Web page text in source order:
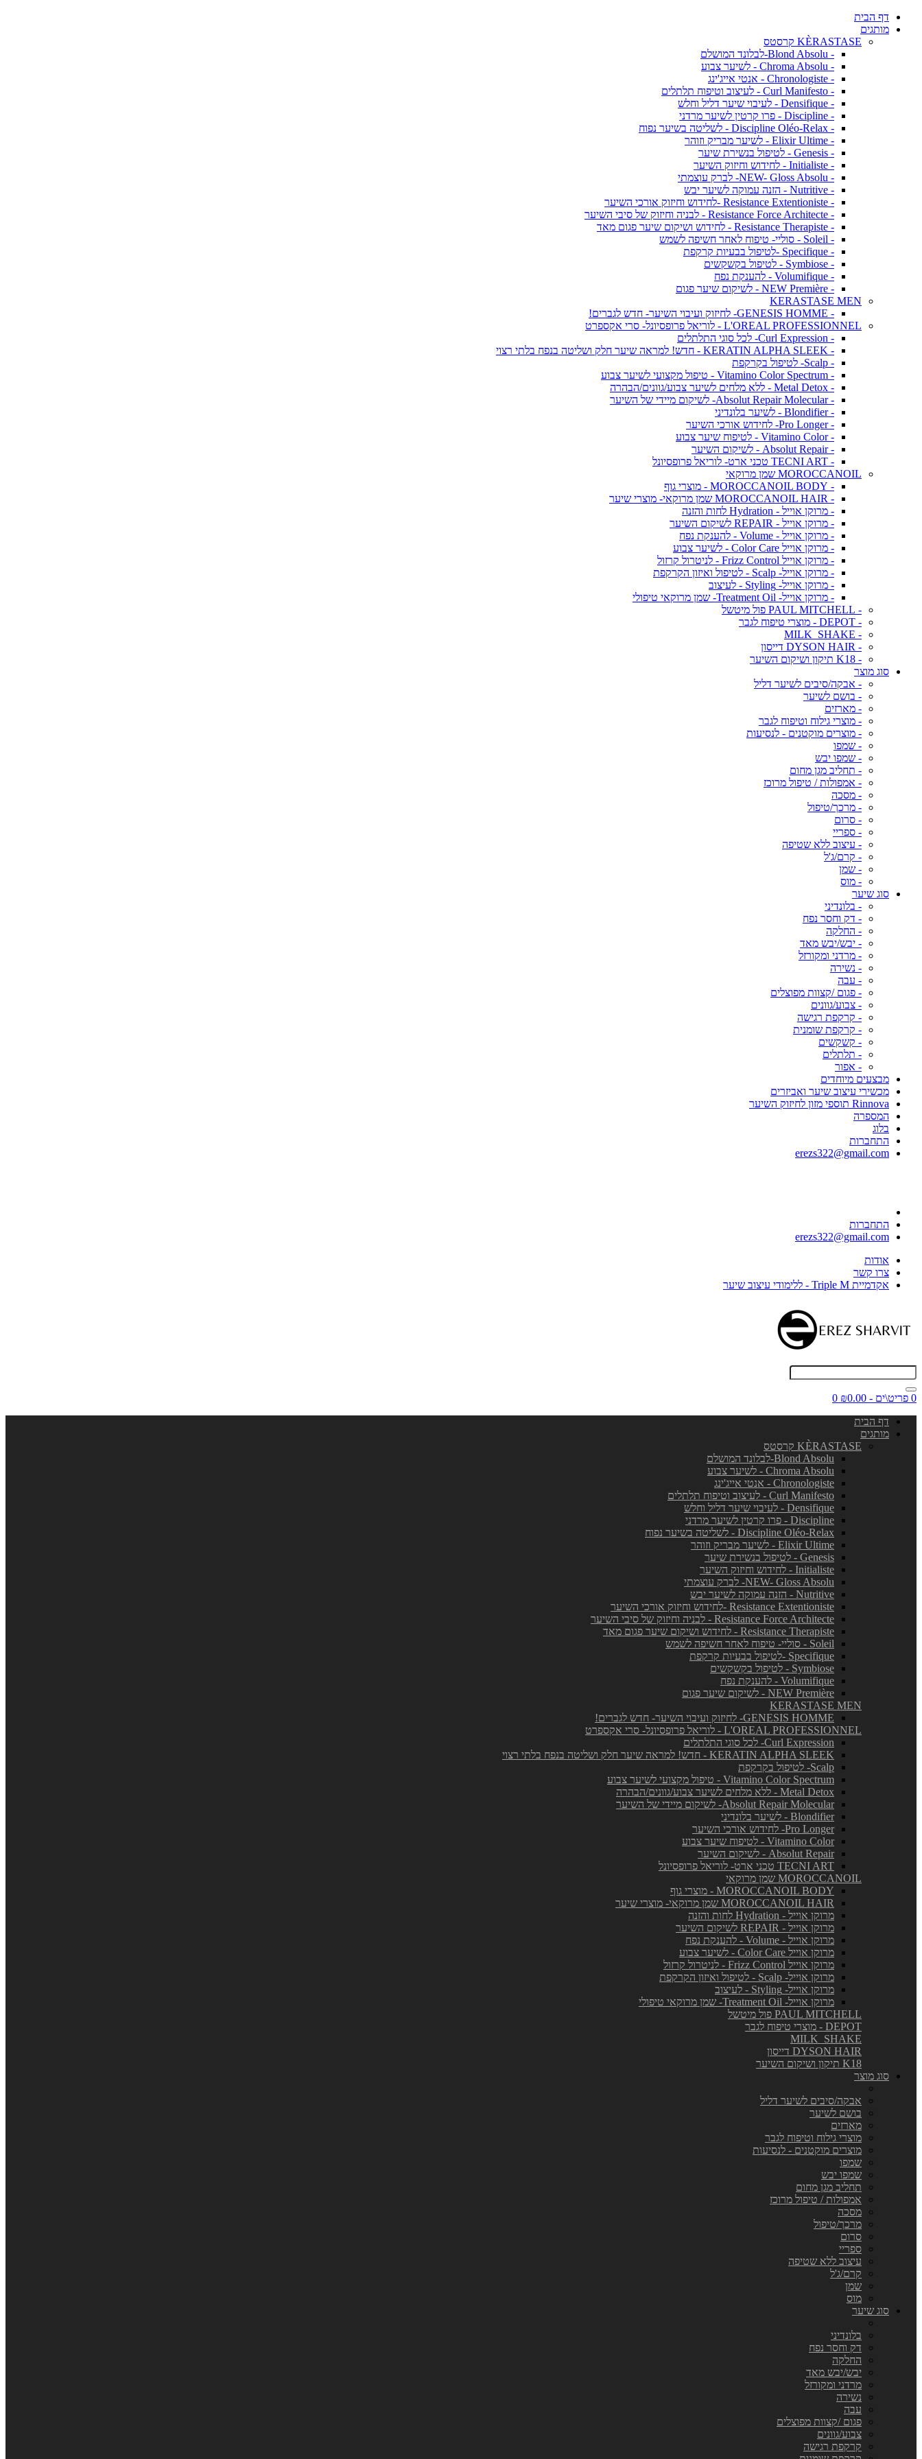
דף הבית
מותגים
KÈRASTASE קרסטס
- Blond Absolu-לבלונד המושלם
- Chroma Absolu - לשיער צבוע
- Chronologiste - אנטי אייג'ינג
- Curl Manifesto - לעיצוב וטיפוח תלתלים
- Densifique - לעיבוי שיער דליל וחלש
- Discipline - פרו קרטין לשיער מרדני
- Discipline Oléo-Relax - לשליטה בשיער נפוח
- Elixir Ultime - לשיער מבריק וזוהר
- Genesis - לטיפול בנשירת שיער
- Initialiste - לחידוש וחיזוק השיער
- NEW- Gloss Absolu- לברק עוצמתי
- Nutritive - הזנה עמוקה לשיער יבש
- Resistance Extentioniste -לחידוש וחיזוק אורכי השיער
- Resistance Force Architecte - לבניה וחיזוק של סיבי השיער
- Resistance Therapiste - לחידוש ושיקום שיער פגום מאד
- Soleil - סוליי- טיפוח לאחר חשיפה לשמש
- Specifique -לטיפול בבעיות קרקפת
- Symbiose - לטיפול בקשקשים
- Volumifique - להענקת נפח
- NEW Première - לשיקום שיער פגום
KERASTASE MEN
- GENESIS HOMME- לחיזוק ועיבוי השיער- חדש לגברים!
L'OREAL PROFESSIONNEL - לוריאל פרופסיונל- סרי אקספרט
- Curl Expression- לכל סוגי התלתלים
- KERATIN ALPHA SLEEK - חדש! למראה שיער חלק ושליטה בנפח בלתי רצוי
- Scalp- לטיפול בקרקפת
- Vitamino Color Spectrum - טיפול מקצועי לשיער צבוע
- Metal Detox - ללא מלחים לשיער צבוע/גוונים/הבהרה
- Absolut Repair Molecular- לשיקום מיידי של השיער
- Blondifier - לשיער בלונדיני
- Pro Longer- לחידוש אורכי השיער
- Vitamino Color - לטיפוח שיער צבוע
- Absolut Repair - לשיקום השיער
- TECNI ART טכני ארט- לוריאל פרופסיונל
MOROCCANOIL שמן מרוקאי
- MOROCCANOIL BODY - מוצרי גוף
- MOROCCANOIL HAIR שמן מרוקאי- מוצרי שיער
- מרוקן אוייל - Hydration לחות והזנה
- מרוקן אוייל - REPAIR לשיקום השיער
- מרוקן אוייל - Volume - להענקת נפח
- מרוקן אוייל Color Care - לשיער צבוע
- מרוקן אוייל Frizz Control - לניטרול קרזול
- מרוקן אוייל- Scalp - לטיפול ואיזון הקרקפת
- מרוקן אוייל- Styling - לעיצוב
- מרוקן אוייל- Treatment Oil- שמן מרוקאי טיפולי
- PAUL MITCHELL פול מיטשל
- DEPOT - מוצרי טיפוח לגבר
- MILK_SHAKE
- DYSON HAIR דייסון
- K18 תיקון ושיקום השיער
סוג מוצר
- אבקה/סיבים לשיער דליל
- בושם לשיער
- מארזים
- מוצרי גילוח וטיפוח לגבר
- מוצרים מוקטנים - לנסיעות
- שמפו
- שמפו יבש
- תחליב מגן מחום
- אמפולות / טיפול מרוכז
- מסכה
- מרכך/טיפול
- סרום
- ספריי
- עיצוב ללא שטיפה
- קרם/ג'ל
- שמן
- מוס
סוג שיער
- בלונדיני
- דק וחסר נפח
- החלקה
- יבש/יבש מאד
- מרדני ומקורזל
- נשירה
- עבה
- פגום /קצוות מפוצלים
- צבוע/גוונים
- קרקפת רגישה
- קרקפת שומנית
- קשקשים
- תלתלים
- אפור
מבצעים מיוחדים
מכשירי עיצוב שיער ואביזרים
Rinnova תוספי מזון לחיזוק השיער
המספרה
בלוג
התחברות
erezs322@gmail.com
התחברות
erezs322@gmail.com
אודות
צרו קשר
אקדמיית Triple M - ללימודי עיצוב שיער
0 פריט\ים - ₪0.00
0
דף הבית
מותגים
KÈRASTASE קרסטס
Blond Absolu-לבלונד המושלם
Chroma Absolu - לשיער צבוע
Chronologiste - אנטי אייג'ינג
Curl Manifesto - לעיצוב וטיפוח תלתלים
Densifique - לעיבוי שיער דליל וחלש
Discipline - פרו קרטין לשיער מרדני
Discipline Oléo-Relax - לשליטה בשיער נפוח
Elixir Ultime - לשיער מבריק וזוהר
Genesis - לטיפול בנשירת שיער
Initialiste - לחידוש וחיזוק השיער
NEW- Gloss Absolu- לברק עוצמתי
Nutritive - הזנה עמוקה לשיער יבש
Resistance Extentioniste -לחידוש וחיזוק אורכי השיער
Resistance Force Architecte - לבניה וחיזוק של סיבי השיער
Resistance Therapiste - לחידוש ושיקום שיער פגום מאד
Soleil - סוליי- טיפוח לאחר חשיפה לשמש
Specifique -לטיפול בבעיות קרקפת
Symbiose - לטיפול בקשקשים
Volumifique - להענקת נפח
NEW Première - לשיקום שיער פגום
KERASTASE MEN
GENESIS HOMME- לחיזוק ועיבוי השיער- חדש לגברים!
L'OREAL PROFESSIONNEL - לוריאל פרופסיונל- סרי אקספרט
Curl Expression- לכל סוגי התלתלים
KERATIN ALPHA SLEEK - חדש! למראה שיער חלק ושליטה בנפח בלתי רצוי
Scalp- לטיפול בקרקפת
Vitamino Color Spectrum - טיפול מקצועי לשיער צבוע
Metal Detox - ללא מלחים לשיער צבוע/גוונים/הבהרה
Absolut Repair Molecular- לשיקום מיידי של השיער
Blondifier - לשיער בלונדיני
Pro Longer- לחידוש אורכי השיער
Vitamino Color - לטיפוח שיער צבוע
Absolut Repair - לשיקום השיער
TECNI ART טכני ארט- לוריאל פרופסיונל
MOROCCANOIL שמן מרוקאי
MOROCCANOIL BODY - מוצרי גוף
MOROCCANOIL HAIR שמן מרוקאי- מוצרי שיער
מרוקן אוייל - Hydration לחות והזנה
מרוקן אוייל - REPAIR לשיקום השיער
מרוקן אוייל - Volume - להענקת נפח
מרוקן אוייל Color Care - לשיער צבוע
מרוקן אוייל Frizz Control - לניטרול קרזול
מרוקן אוייל- Scalp - לטיפול ואיזון הקרקפת
מרוקן אוייל- Styling - לעיצוב
מרוקן אוייל- Treatment Oil- שמן מרוקאי טיפולי
PAUL MITCHELL פול מיטשל
DEPOT - מוצרי טיפוח לגבר
MILK_SHAKE
DYSON HAIR דייסון
K18 תיקון ושיקום השיער
סוג מוצר
אבקה/סיבים לשיער דליל
בושם לשיער
מארזים
מוצרי גילוח וטיפוח לגבר
מוצרים מוקטנים - לנסיעות
שמפו
שמפו יבש
תחליב מגן מחום
אמפולות / טיפול מרוכז
מסכה
מרכך/טיפול
סרום
ספריי
עיצוב ללא שטיפה
קרם/ג'ל
שמן
מוס
סוג שיער
בלונדיני
דק וחסר נפח
החלקה
יבש/יבש מאד
מרדני ומקורזל
נשירה
עבה
פגום /קצוות מפוצלים
צבוע/גוונים
קרקפת רגישה